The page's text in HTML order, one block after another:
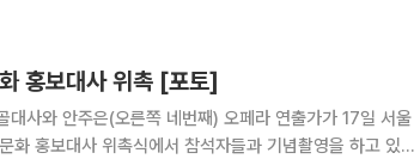
홍보대사 위촉 [포토]
대사와 안주은(오른쪽 네번째) 오페라 연출가가 17일 서울
화 홍보대사 위촉식에서 참석자들과 기념촬영을 하고 있